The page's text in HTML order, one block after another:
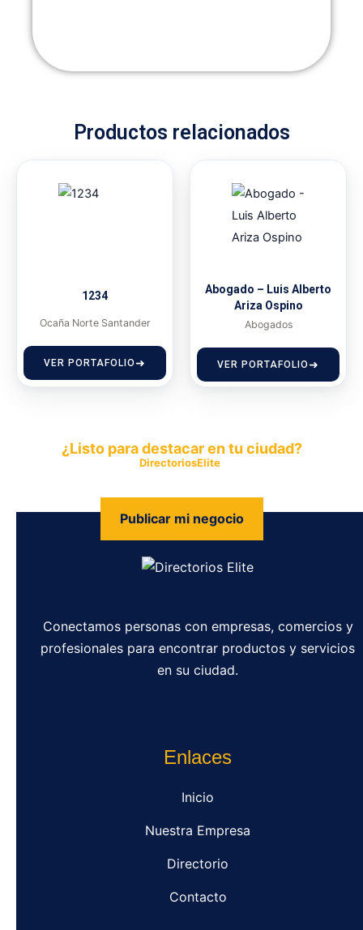
Productos relacionados
1234
Ocaña Norte Santander
VER PORTAFOLIO
Abogado – Luis Alberto
Ariza Ospino
Abogados
VER PORTAFOLIO
¿Listo para destacar en tu ciudad?
DirectoriosElite
Publicar mi negocio
Conectamos personas con empresas, comercios y
profesionales para encontrar productos y servicios
en su ciudad.
Enlaces
Inicio
Nuestra Empresa
Directorio
Contacto